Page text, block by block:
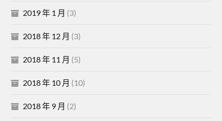
2019 年 1 月 (3)
2018 年 12 月 (3)
2018 年 11 月 (5)
2018 年 10 月 (10)
2018 年 9 月 (2)